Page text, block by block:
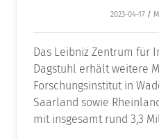
2023-04-17 /
Das Leibniz Zentrum für
Dagstuhl erhält weitere
Forschungsinstitut in
Saarland sowie
mit insgesamt rund 3,3